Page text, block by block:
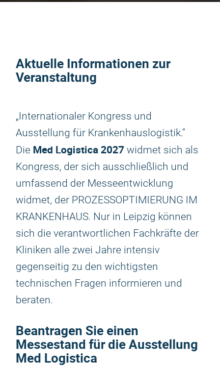
Aktuelle Informationen zur
Veranstaltung
„Internationaler Kongress und
Ausstellung für Krankenhauslogistik.“
Die Med Logistica 2027 widmet sich als
Kongress, der sich ausschließlich und
umfassend der Messeentwicklung
widmet, der PROZESSOPTIMIERUNG IM
KRANKENHAUS. Nur in Leipzig können
sich die verantwortlichen Fachkräfte der
Kliniken alle zwei Jahre intensiv
gegenseitig zu den wichtigsten
technischen Fragen informieren und
beraten.
Beantragen Sie einen
Messestand für die Ausstellung
Med Logistica